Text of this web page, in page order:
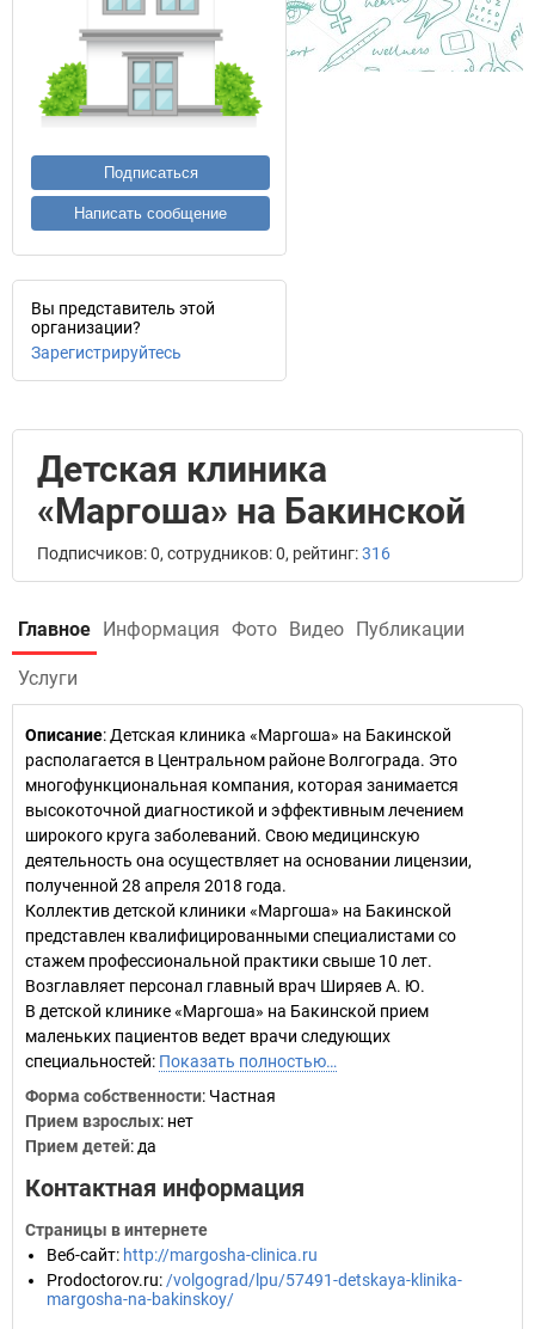
Подписаться
Написать сообщение
Вы представитель этой
организации?
Зарегистрируйтесь
Детская клиника
«Маргоша» на Бакинской
Подписчиков: 0, сотрудников: 0, рейтинг:316
Главное Информация Фото Видео Публикации
Услуги
Описание: Детская клиника «Маргоша» на Бакинской
располагается в Центральном районе Волгограда. Это
многофункциональная компания, которая занимается
высокоточной диагностикой и эффективным лечением
широкого круга заболеваний. Свою медицинскую
деятельность она осуществляет на основании лицензии,
полученной 28 апреля 2018 года.
Коллектив детской клиники «Маргоша» на Бакинской
представлен квалифицированными специалистами со
стажем профессиональной практики свыше 10 лет.
Возглавляет персонал главный врач Ширяев А. Ю.
В детской клинике «Маргоша» на Бакинской прием
маленьких пациентов ведет врачи следующих
специальностей: Показать полностью…
Форма собственности: Частная
Прием взрослых: нет
Прием детей: да
Контактная информация
Страницы в интернете
Веб-сайт: http://margosha-clinica.ru
Prodoctorov.ru: /volgograd/lpu/57491-detskaya-klinika-
margosha-na-bakinskoy/